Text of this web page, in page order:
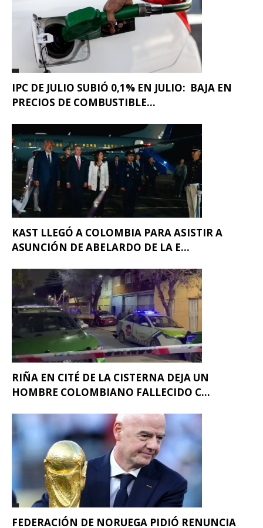
IPC DE JULIO SUBIÓ 0,1% EN JULIO: BAJA EN
PRECIOS DE COMBUSTIBLE...
KAST LLEGÓ A COLOMBIA PARA ASISTIR A
ASUNCIÓN DE ABELARDO DE LA E...
RIÑA EN CITÉ DE LA CISTERNA DEJA UN
HOMBRE COLOMBIANO FALLECIDO C...
FEDERACIÓN DE NORUEGA PIDIÓ RENUNCIA